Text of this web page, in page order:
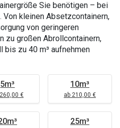
Sie benötigen – bei
kleinen Absetzcontainern,
von geringeren
zu großen Abrollcontainern,
zu 40 m³ aufnehmen
5m³
€
10m³
ab 210,00 €
25m³